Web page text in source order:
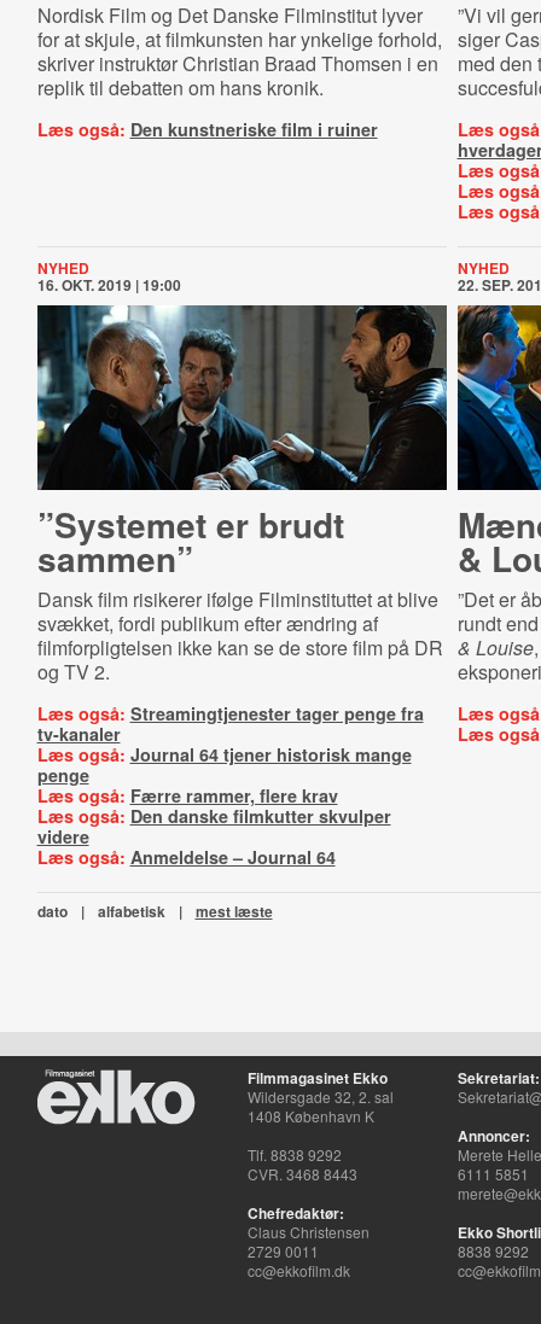
Nordisk Film og Det Danske Filminstitut lyver
for at skjule, at filmkunsten har ynkelige forhold,
skriver instruktør Christian Braad Thomsen i en
replik til debatten om hans kronik.
Læs også: Den kunstneriske film i ruiner
”Vi vil
siger
med
Læs
Læs
Læs
Læs
NYHED
16. OKT. 2019 | 19:00
”Systemet er brudt
sammen”
Dansk film risikerer ifølge Filminstituttet at blive
svækket, fordi publikum efter ændring af
filmforpligtelsen ikke kan se de store film på DR
og TV 2.
Læs også: Streamingtjenester tager penge fra
tv-kanaler
Læs også: Journal 64 tjener historisk mange
penge
Læs også: Færre rammer, flere krav
Læs også: Den danske filmkutter skvulper
videre
Læs også: Anmeldelse – Journal 64
NYHED
22. SEP.
&
”Det er
rundt
& Louise
Læs
Læs
dato | alfabetisk | mest læste
Filmmagasinet Ekko
Wildersgade 32, 2. sal
1408 København K
Tlf. 8838 9292
CVR. 3468 8443
Chefredaktør:
Claus Christensen
2729 0011
cc@ekkofilm.dk
Sekretariat:
Annoncer:
Merete
6111 5851
Ekko
8838 9292